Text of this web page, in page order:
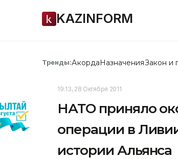
KAZINFORM
Тренды:АкордаНазначенияЗакон и
19:13, 28 Октября 2011
НАТО приняло
операции в
истории Альянса